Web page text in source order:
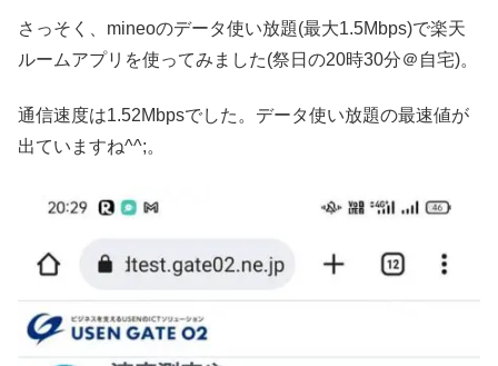
さっそく、mineoのデータ使い放題(最大1.5Mbps)で楽天
ルームアプリを使ってみました(祭日の20時30分＠自宅)。
通信速度は1.52Mbpsでした。データ使い放題の最速値が
出ていますね^^;。